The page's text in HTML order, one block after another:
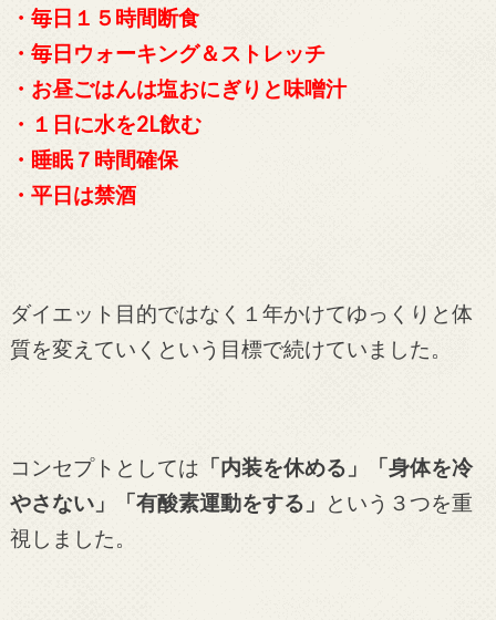
・毎日１５時間断食
・毎日ウォーキング＆ストレッチ
・お昼ごはんは塩おにぎりと味噌汁
・１日に水を2L飲む
・睡眠７時間確保
・平日は禁酒
ダイエット目的ではなく１年かけてゆっくりと体
質を変えていくという目標で続けていました。
コンセプトとしては 「内装を休める」「身体を冷
やさない」「有酸素運動をする」 という３つを重
視しました。